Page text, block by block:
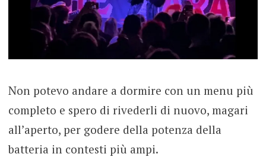
Non potevo andare a dormire con un menu più
completo e spero di rivederli di nuovo, magari
all’aperto, per godere della potenza della
batteria in contesti più ampi.